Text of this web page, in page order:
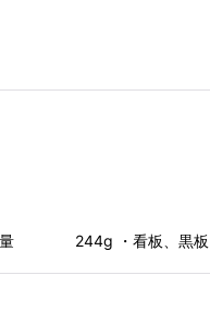
244g ・看板、黒板、プ